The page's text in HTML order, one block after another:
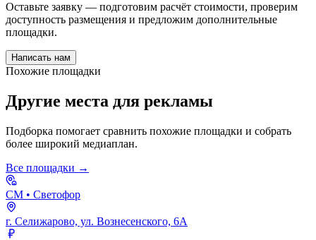
Оставьте заявку — подготовим расчёт стоимости, проверим
доступность размещения и предложим дополнительные
площадки.
Написать нам
Похожие площадки
Другие места для рекламы
Подборка помогает сравнить похожие площадки и собрать
более широкий медиаплан.
Все площадки →
СМ • Светофор
г. Селижарово, ул. Вознесенского, 6А